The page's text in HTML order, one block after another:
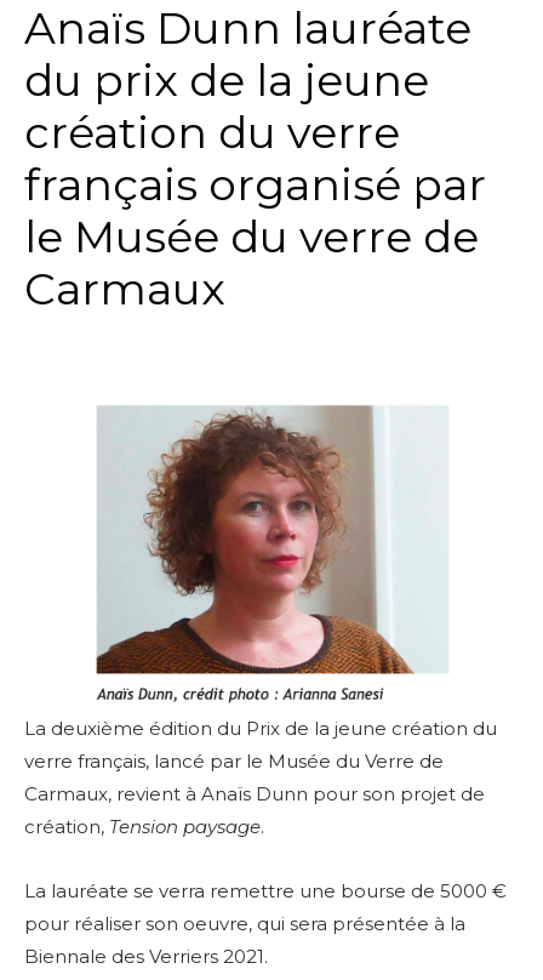
Anaïs Dunn lauréate
du prix de la jeune
création du verre
français organisé par
le Musée du verre de
Carmaux
La deuxième édition du Prix de la jeune création du
verre français, lancé par le Musée du Verre de
Carmaux, revient à Anaïs Dunn pour son projet de
création, Tension paysage.
La lauréate se verra remettre une bourse de 5000 €
pour réaliser son oeuvre, qui sera présentée à la
Biennale des Verriers 2021.